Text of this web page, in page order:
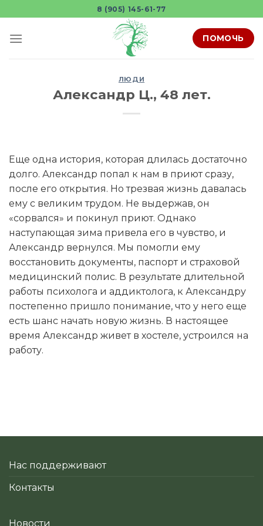
to
content
8 (905) 145-61-77
ПОМОЧЬ
ЛЮДИ
Александр Ц., 48 лет.
Еще одна история, которая длилась достаточно
долго. Александр попал к нам в приют сразу,
после его открытия. Но трезвая жизнь давалась
ему с великим трудом. Не выдержав, он
«сорвался» и покинул приют. Однако
наступающая зима привела его в чувство, и
Александр вернулся. Мы помогли ему
восстановить документы, паспорт и страховой
медицинский полис. В результате длительной
работы психолога и аддиктолога, к Александру
постепенно пришло понимание, что у него еще
есть шанс начать новую жизнь. В настоящее
время Александр живет в хостеле, устроился на
работу.
Нас поддерживают
Контакты
Новости